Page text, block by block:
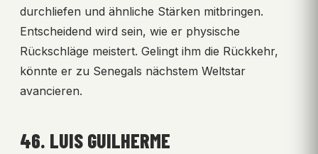
durchliefen und ähnliche Stärken mitbringen.
Entscheidend wird sein, wie er physische
Rückschläge meistert. Gelingt ihm die Rückkehr,
könnte er zu Senegals nächstem Weltstar
avancieren.
46. LUIS GUILHERME